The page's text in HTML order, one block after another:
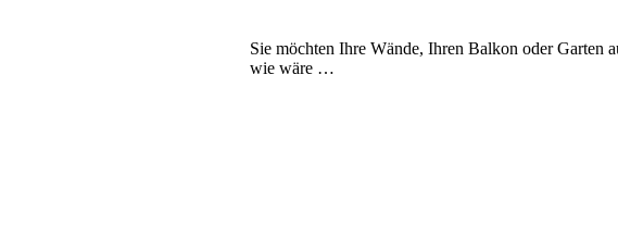
Sie möchten Ihre Wände, Ihren Balkon oder Garten
wie wäre …